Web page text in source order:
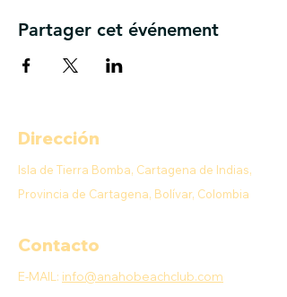
Partager cet événement
Dirección
Isla de Tierra Bomba, Cartagena de Indias,
Provincia de Cartagena, Bolívar, Colombia
Contacto
E-MAIL: info@anahobeachclub.com